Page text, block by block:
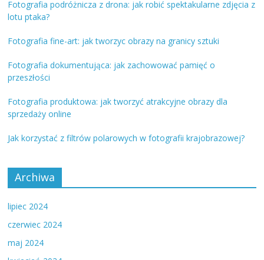
Fotografia podróżnicza z drona: jak robić spektakularne zdjęcia z
lotu ptaka?
Fotografia fine-art: jak tworzyc obrazy na granicy sztuki
Fotografia dokumentująca: jak zachowować pamięć o
przeszłości
Fotografia produktowa: jak tworzyć atrakcyjne obrazy dla
sprzedaży online
Jak korzystać z filtrów polarowych w fotografii krajobrazowej?
Archiwa
lipiec 2024
czerwiec 2024
maj 2024